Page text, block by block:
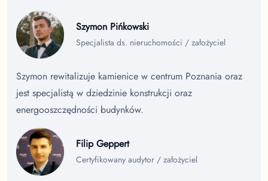
Szymon Pińkowski
Specjalista ds. nieruchomości / założyciel
Szymon rewitalizuje kamienice w centrum Poznania oraz
jest specjalistą w dziedzinie konstrukcji oraz
energooszczędności budynków.
Filip Geppert
Certyfikowany audytor / założyciel